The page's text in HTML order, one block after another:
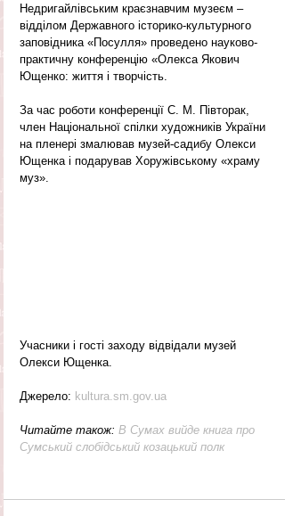
Недригайлівським краєзнавчим музеєм –
відділом Державного історико-культурного
заповідника «Посулля» проведено науково-
практичну конференцію «Олекса Якович
Ющенко: життя і творчість.
За час роботи конференції С. М. Півторак,
член Національної спілки художників України
на пленері змалював музей-садибу Олекси
Ющенка і подарував Хоружівському «храму
муз».
Учасники і гості заходу відвідали музей
Олекси Ющенка.
Джерело: kultura.sm.gov.ua
Читайте також: В Сумах вийде книга про
Сумський слобідський козацький полк